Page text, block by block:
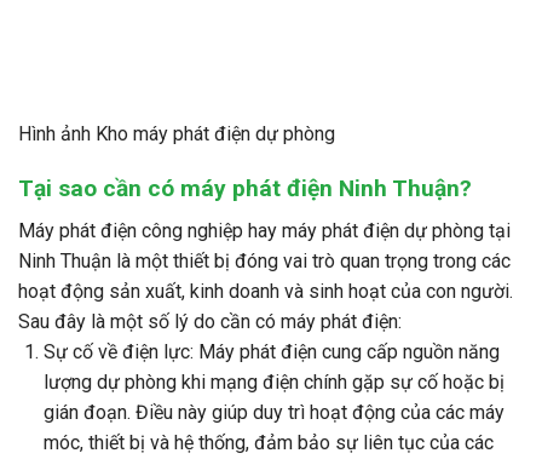
Hình ảnh Kho máy phát điện dự phòng
Tại sao cần có máy phát điện Ninh Thuận?
Máy phát điện công nghiệp hay máy phát điện dự phòng tại
Ninh Thuận là một thiết bị đóng vai trò quan trọng trong các
hoạt động sản xuất, kinh doanh và sinh hoạt của con người.
Sau đây là một số lý do cần có máy phát điện:
Sự cố về điện lực: Máy phát điện cung cấp nguồn năng
lượng dự phòng khi mạng điện chính gặp sự cố hoặc bị
gián đoạn. Điều này giúp duy trì hoạt động của các máy
móc, thiết bị và hệ thống, đảm bảo sự liên tục của các